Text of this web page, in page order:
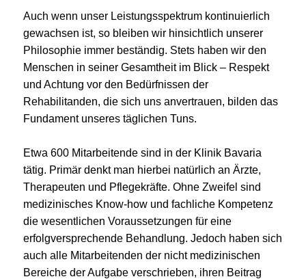
Auch wenn unser Leistungsspektrum kontinuierlich
gewachsen ist, so bleiben wir hinsichtlich unserer
Philosophie immer beständig. Stets haben wir den
Menschen in seiner Gesamtheit im Blick – Respekt
und Achtung vor den Bedürfnissen der
Rehabilitanden, die sich uns anvertrauen, bilden das
Fundament unseres täglichen Tuns.
Etwa 600 Mitarbeitende sind in der Klinik Bavaria
tätig. Primär denkt man hierbei natürlich an Ärzte,
Therapeuten und Pflegekräfte. Ohne Zweifel sind
medizinisches Know-how und fachliche Kompetenz
die wesentlichen Voraussetzungen für eine
erfolgversprechende Behandlung. Jedoch haben sich
auch alle Mitarbeitenden der nicht medizinischen
Bereiche der Aufgabe verschrieben, ihren Beitrag